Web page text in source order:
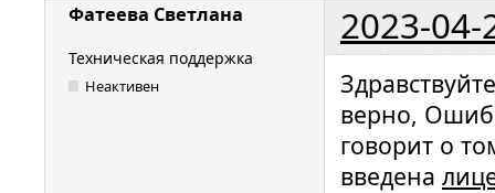
Фатеева Светлана 2023-04-
Техническая поддержка
Неактивен
верно,
говорит о
введена